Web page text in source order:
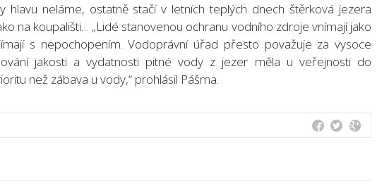
hlavu neláme, ostatně stačí v letních teplých dnech štěrková jezera
na koupališti… „Lidé stanovenou ochranu vodního zdroje vnímají jako
s nepochopením. Vodoprávní úřad přesto považuje za vysoce
jakosti a vydatnosti pitné vody z jezer měla u veřejnosti do
než zábava u vody,“ prohlásil Pášma.